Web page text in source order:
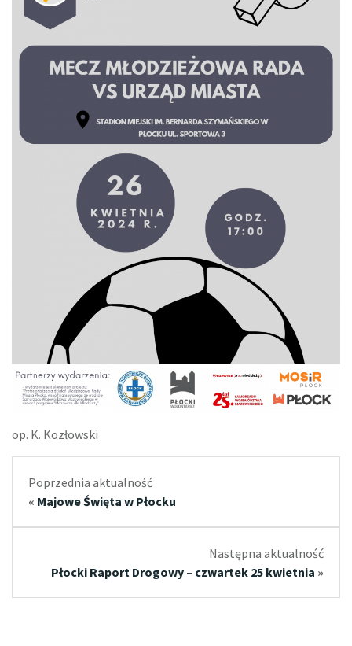
op. K. Kozłowski
Poprzednia aktualność
« Majowe Święta w Płocku
Następna aktualność
Płocki Raport Drogowy – czwartek 25 kwietnia »